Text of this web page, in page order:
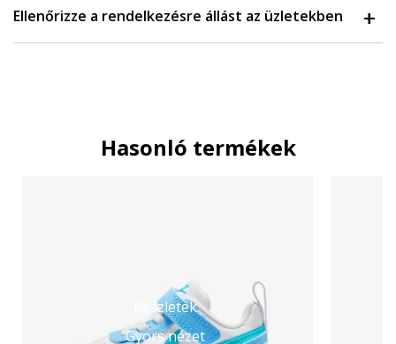
Ellenőrizze a rendelkezésre állást az üzletekben
Hasonló termékek
Részletek
Gyors nézet